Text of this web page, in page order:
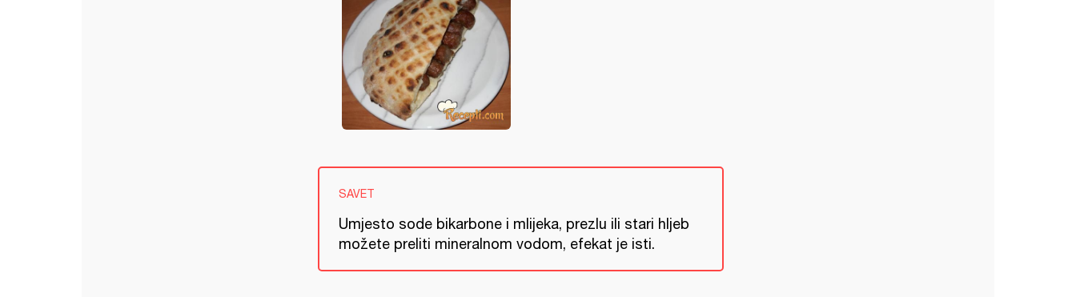
SAVET
Umjesto sode bikarbone i mlijeka, prezlu ili stari hljeb
možete preliti mineralnom vodom, efekat je isti.